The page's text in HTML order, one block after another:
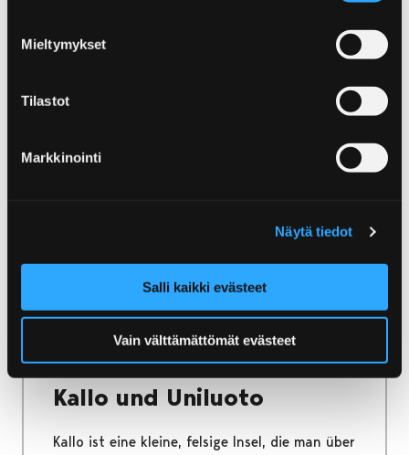
Mieltymykset
Tilastot
Markkinointi
Näytä tiedot
Salli kaikki evästeet
Vain välttämättömät evästeet
Kinderverkehrspark Vinkkari
Kinderverkehrspark
Fahrrädern. Beim Spielen lernt man auch
Kallo und Uniluoto
Kallo ist eine kleine, felsige Insel, die man über